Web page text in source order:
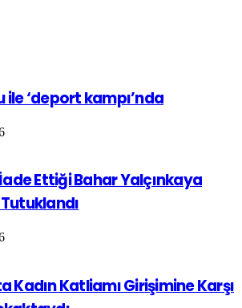
ile ‘deport kampı’nda
Ettiği Bahar Yalçınkaya
Kadın Katliamı Girişimine Karşı